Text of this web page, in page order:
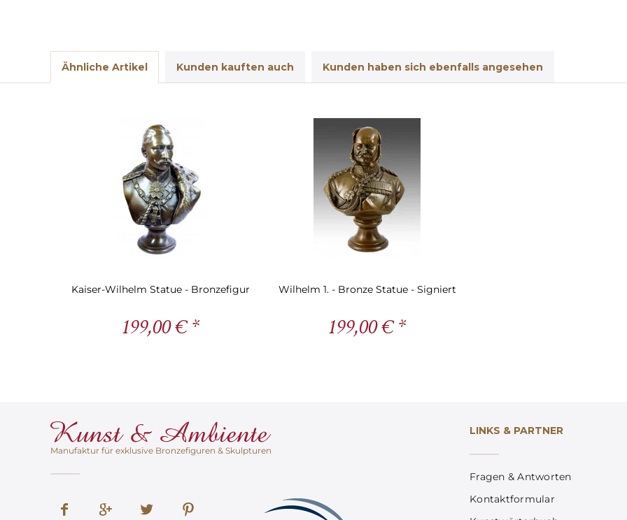
Ähnliche Artikel Kunden kauften auch Kunden haben sich ebenfalls angesehen
Kaiser-Wilhelm Statue - Bronzefigur
199,00 € *
Wilhelm 1. - Bronze Statue - Signiert
199,00 € *
Manufaktur für exklusive Bronzefiguren & Skulpturen
LINKS & PARTNER
Fragen & Antworten
Kontaktformular